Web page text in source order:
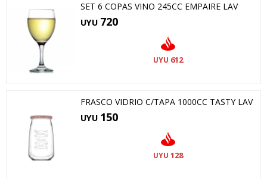
SET 6 COPAS VINO 245CC EMPAIRE LAV
UYU 720
UYU 612
FRASCO VIDRIO C/TAPA 1000CC TASTY LAV
UYU 150
UYU 128